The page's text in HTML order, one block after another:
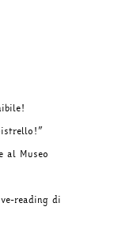
al Museo
reading di